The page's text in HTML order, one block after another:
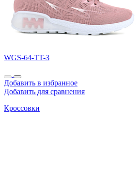
WGS-64-TT-3
Добавить в избранное
Добавить для сравнения
Кроссовки